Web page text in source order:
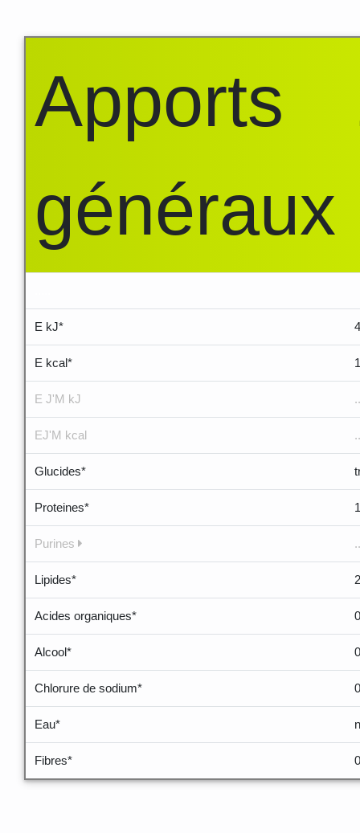
Apports
généraux
E kJ*
E kcal*
E J'M kJ
EJ'M kcal
Glucides*
Proteines*
Purines
Lipides*
Acides organiques*
Alcool*
Chlorure de sodium*
Eau*
Fibres*